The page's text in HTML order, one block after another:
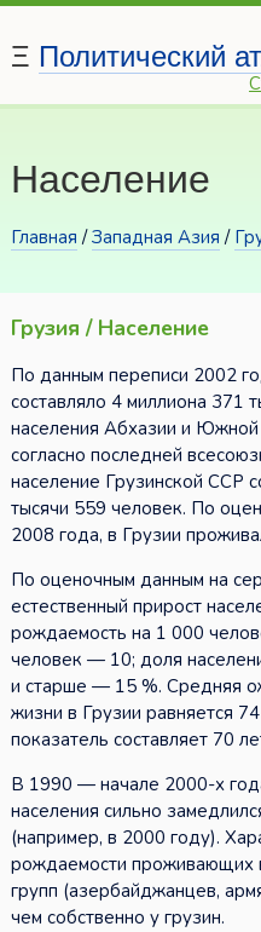
Ξ Политический
Население
Главная /Западная Азия /
Грузия / Население
По данным переписи 2002
составляло 4 миллиона 371
населения Абхазии и
согласно последней
население Грузинской ССР
тысячи 559 человек. По
2008 года, в Грузии
По оценочным данным на
естественный прирост
рождаемость на 1 000
человек — 10; доля
и старше — 15 %. Средняя
жизни в Грузии равняется
показатель составляет 70
В 1990 — начале 2000-х
населения сильно
(например, в 2000 году).
рождаемости проживающих
групп (азербайджанцев,
чем собственно у грузин.